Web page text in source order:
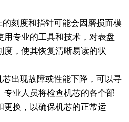
刻度和指针可能会因磨损而模
用专业的工具和技术，对表盘
度，使其恢复清晰易读的状
出现故障或性能下降，可以寻
专业人员将检查机芯的各个部
更换，以确保机芯的正常运